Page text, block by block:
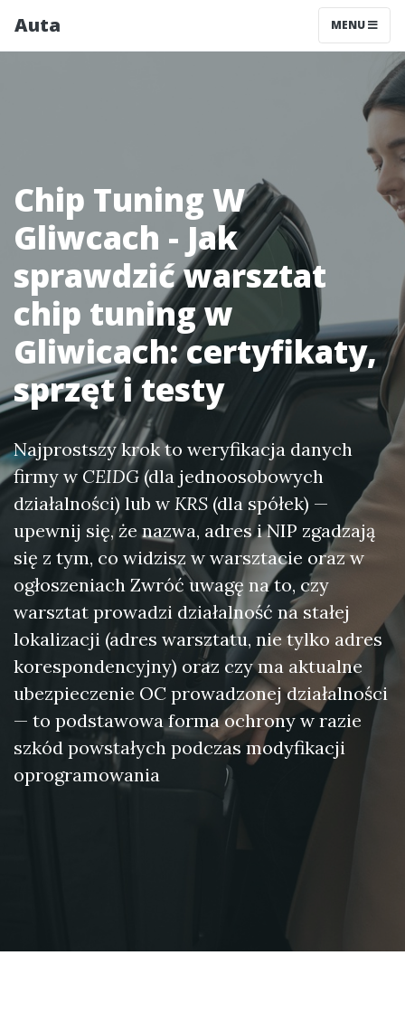
Auta MENU
Chip Tuning W
Gliwcach - Jak
sprawdzić warsztat
chip tuning w
Gliwicach: certyfikaty,
sprzęt i testy
Najprostszy krok to weryfikacja danych
firmy w CEIDG (dla jednoosobowych
działalności) lub w KRS (dla spółek) —
upewnij się, że nazwa, adres i NIP zgadzają
się z tym, co widzisz w warsztacie oraz w
ogłoszeniach Zwróć uwagę na to, czy
warsztat prowadzi działalność na stałej
lokalizacji (adres warsztatu, nie tylko adres
korespondencyjny) oraz czy ma aktualne
ubezpieczenie OC prowadzonej działalności
— to podstawowa forma ochrony w razie
szkód powstałych podczas modyfikacji
oprogramowania